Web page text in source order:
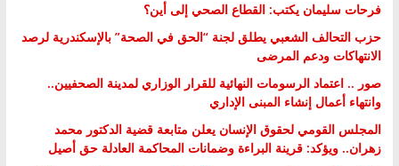
فرحات سليمان يكتب: القطاع الصحي إلى أين؟
حزب التحالف الشعبي يطلق لجنة “الحق في الصحة” بالإسكندرية لرصد
الانتهاكات ودعم المرضى
صور .. اعتماد الرسومات النهائية للقرار الوزاري لمدينة الصحفيين..
وانتهاء أعمال إنشاء المبنى الإداري
المجلس القومي لحقوق الإنسان يعلن متابعة قضية الدكتور محمد
زهران.. ويؤكد: قرينة البراءة وضمانات المحاكمة العادلة حق أصيل